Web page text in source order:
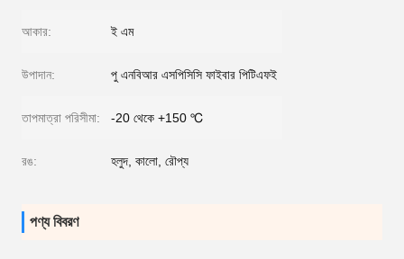
আকার: ই এম
উপাদান: পু এনবিআর এসপিসিসি ফাইবার পিটিএফই
তাপমাত্রা পরিসীমা: -20 থেকে +150 ℃
রঙ: হলুদ, কালো, রৌপ্য
পণ্য বিবরণ